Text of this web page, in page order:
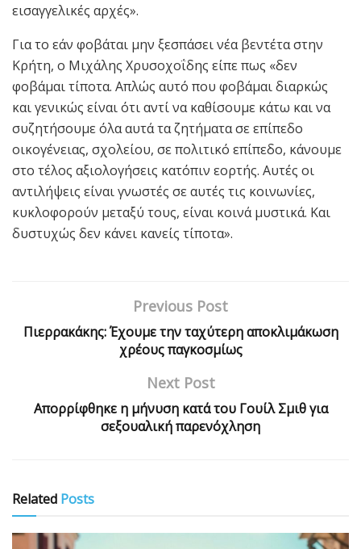
εισαγγελικές αρχές».
Για το εάν φοβάται μην ξεσπάσει νέα βεντέτα στην
Κρήτη, ο Μιχάλης Χρυσοχοΐδης είπε πως «δεν
φοβάμαι τίποτα. Απλώς αυτό που φοβάμαι διαρκώς
και γενικώς είναι ότι αντί να καθίσουμε κάτω και να
συζητήσουμε όλα αυτά τα ζητήματα σε επίπεδο
οικογένειας, σχολείου, σε πολιτικό επίπεδο, κάνουμε
στο τέλος αξιολογήσεις κατόπιν εορτής. Αυτές οι
αντιλήψεις είναι γνωστές σε αυτές τις κοινωνίες,
κυκλοφορούν μεταξύ τους, είναι κοινά μυστικά. Και
δυστυχώς δεν κάνει κανείς τίποτα».
Previous Post
Πιερρακάκης: Έχουμε την ταχύτερη αποκλιμάκωση
χρέους παγκοσμίως
Next Post
Απορρίφθηκε η μήνυση κατά του Γουίλ Σμιθ για
σεξουαλική παρενόχληση
Related Posts